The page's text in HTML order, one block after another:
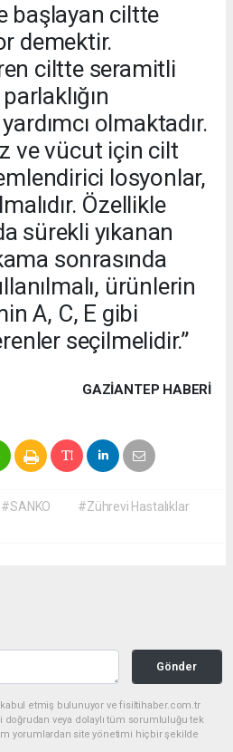
başlayan ciltte
demektir.
ciltte seramitli
olmaktadır.
ve vücut için cilt
losyonlar,
Özellikle
sürekli yıkanan
sonrasında
ürünlerin
A, C, E gibi
seçilmelidir.”
GAZIANTEP HABERİ
#SANKO
#Zührevi Hastalıklar
Gönder
kabul etmiş bulunuyor ve fisiltihaber.com.tr
doğrudan veya dolaylı tüm sorumluluğu tek
yorumlardan site yönetimi hiçbir şekilde